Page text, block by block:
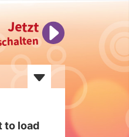
Jetzt
to load